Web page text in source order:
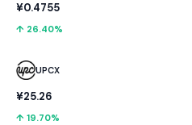
¥0.4755
↑ 26.40%
UPCX
¥25.26
↑ 19.70%